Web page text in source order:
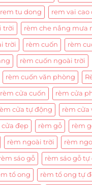
rem tu dong rem vai cao
trời rèm che nắng mưa
trời rèm cuốn rèm
rèm cuốn ngoài trời
rèm cuốn văn phòng
rèm cửa cuốn rèm cửa
cửa tự động rèm cửa
cửa đẹp rèm gỗ rèm
rèm ngoài trời rèm
sáo gỗ rèm sáo gỗ tự
tổ ong rèm tổ ong tự